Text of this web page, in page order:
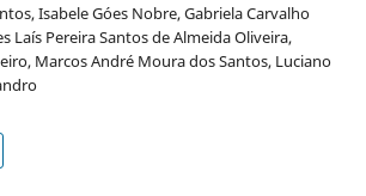
Isabele Góes Nobre, Gabriela Carvalho
Laís Pereira Santos de Almeida Oliveira,
Marcos André Moura dos Santos, Luciano